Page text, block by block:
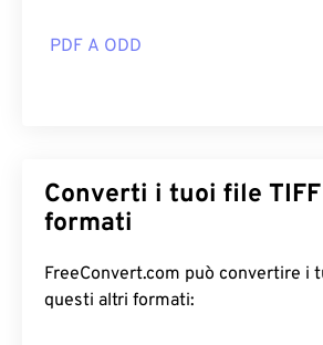
PDF A ODD
Converti i tuoi file TIFF in altri
formati
FreeConvert.com può convertire i tuoi
questi altri formati: